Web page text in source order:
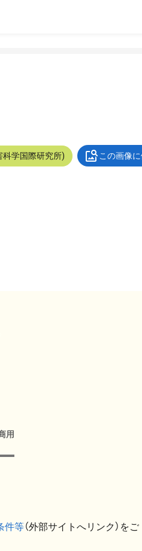
科学国際研究所) この画像
用
件等（外部サイトへリンク）をご